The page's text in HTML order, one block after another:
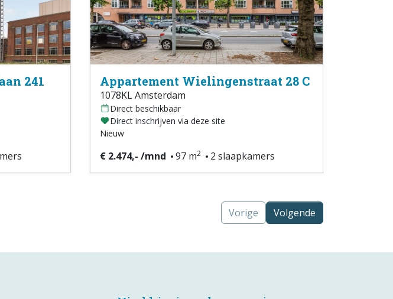
241 Appartement Wielingenstraat 28 C
1078KL Amsterdam
Direct beschikbaar
Direct inschrijven via deze site
Nieuw
€ 2.474,- /mnd 97 m2 2 slaapkamers
Vorige Volgende